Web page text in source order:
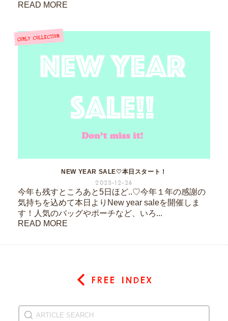
READ MORE
NEW YEAR SALE♡本日スタート！
2023-12-26
今年も残すところあと5日ほど..♡今年１年の感謝の
気持ちを込めて本日よりNew year saleを開催しま
す！人気のバッグやポーチなど、いろ...
READ MORE
FREE INDEX